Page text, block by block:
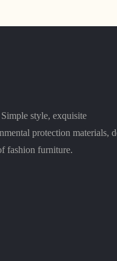
style, exquisite
protection materials,
fashion furniture.